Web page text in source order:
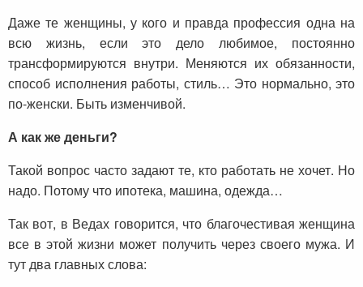
Даже те женщины, у кого и правда профессия одна на
всю жизнь, если это дело любимое, постоянно
трансформируются внутри. Меняются их обязанности,
способ исполнения работы, стиль… Это нормально, это
по-женски. Быть изменчивой.
А как же деньги?
Такой вопрос часто задают те, кто работать не хочет. Но
надо. Потому что ипотека, машина, одежда…
Так вот, в Ведах говорится, что благочестивая женщина
все в этой жизни может получить через своего мужа. И
тут два главных слова: